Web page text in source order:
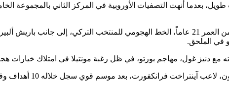
ويقود أردا غولر وكنان يلدز، البالغان من العمر 21 عاماً، الخط الهجومي
في الملحق.
مع دنيز غول، مهاجم بورتو، في ظل رغبة مونتيلا في امتلاك خيارات
بعد موسم قوي سجل خلاله 10 أهداف وقدم 5 تمريرات حاسمة في 27 مباراة بمختلف المسابقات.